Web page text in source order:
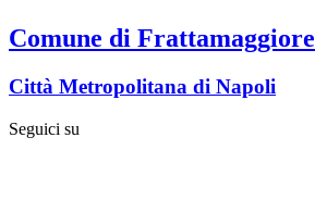
Comune di Frattamaggiore
Città Metropolitana di Napoli
Seguici su